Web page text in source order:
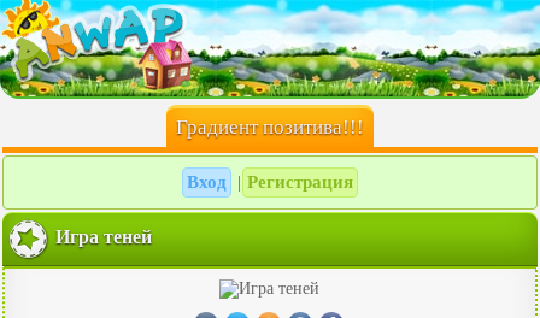
Градиент позитива!!!
Вход Регистрация
Игра теней